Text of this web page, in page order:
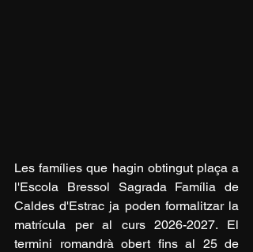
Les famílies que hagin obtingut plaça a
l'Escola Bressol Sagrada Família de
Caldes d'Estrac ja poden formalitzar la
matrícula per al curs 2026-2027. El
termini romandrà obert fins al 25 de